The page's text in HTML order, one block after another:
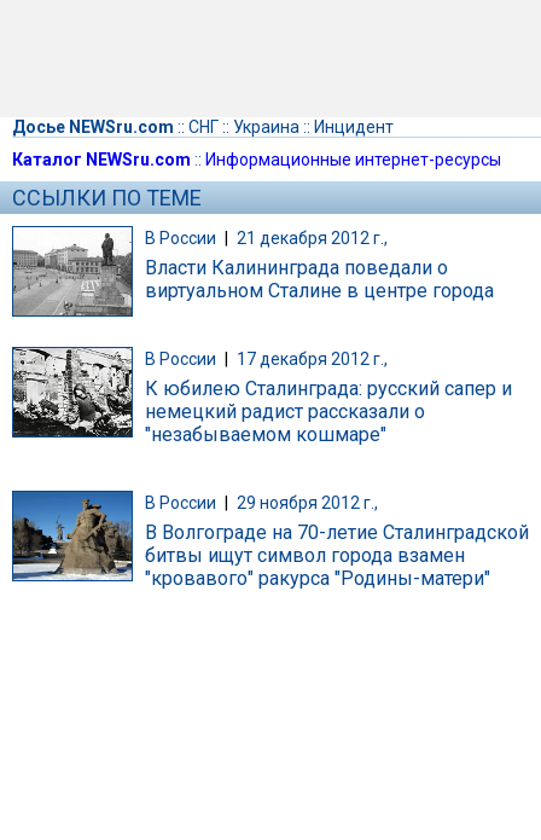
Досье NEWSru.com :: СНГ:: Украина :: Инцидент
Каталог NEWSru.com :: Информационные интернет-ресурсы
ССЫЛКИ ПО ТЕМЕ
В России | 21 декабря 2012 г.,
Власти Калининграда поведали о
виртуальном Сталине в центре города
В России 17 декабря 2012 г.,
К юбилею Сталинграда: русский сапер и
немецкий радист рассказали о
"незабываемом кошмаре"
В России 29 ноября 2012 г.,
В Волгограде на 70-летие Сталинградской
битвы ищут символ города взамен
"кровавого" ракурса "Родины-матери"